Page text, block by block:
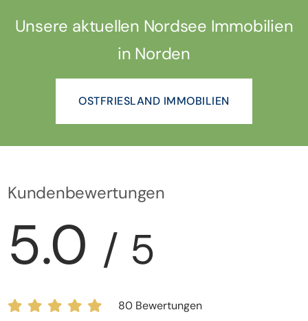
Unsere aktuellen Nordsee Immobilien
in Norden
OSTFRIESLAND IMMOBILIEN
Kundenbewertungen
5.0 / 5
80 Bewertungen